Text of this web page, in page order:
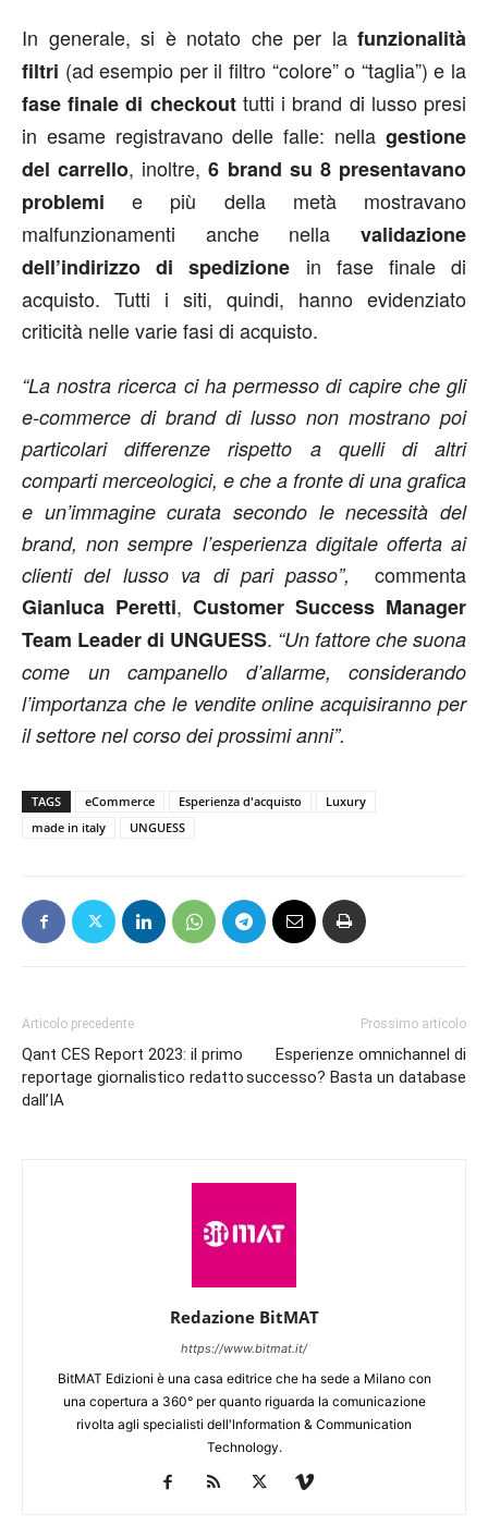
In generale, si è notato che per la funzionalità
filtri (ad esempio per il filtro “colore” o “taglia”) e la
fase finale di checkouttutti i brand di lusso presi
in esame registravano delle falle: nella gestione
del carrello, inoltre,6 brand su 8 presentavano
problemi e più della metà mostravano
malfunzionamenti anche nella validazione
dell’indirizzo di spedizione in fase finale di
acquisto. Tutti i siti, quindi, hanno evidenziato
criticità nelle varie fasi di acquisto.
“La nostra ricerca ci ha permesso di capire che gli
e-commerce di brand di lusso non mostrano poi
particolari differenze rispetto a quelli di altri
comparti merceologici, e che a fronte di una grafica
e un’immagine curata secondo le necessità del
brand, non sempre l’esperienza digitale offerta ai
clienti del lusso va di pari passo”, commenta
Gianluca Peretti, Customer Success Manager
Team Leaderdi UNGUESS. “Un fattore che suona
come un campanello d’allarme, considerando
l’importanza che le vendite online acquisiranno per
il settore nel corso dei prossimi anni”.
TAGS eCommerce Esperienza d'acquisto
Luxury
made in italy
UNGUESS
Articolo precedente
Qant CES Report 2023: il primo
reportage giornalistico redatto
dall’IA
Prossimo articolo
Esperienze omnichannel di
successo? Basta un database
Redazione BitMAT
https://www.bitmat.it/
BitMAT Edizioni è una casa editrice che ha sede a Milano con
una copertura a 360° per quanto riguarda la comunicazione
rivolta agli specialisti dell'lnformation & Communication
Technology.